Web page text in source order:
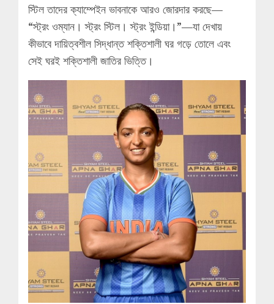
স্টিল তাদের ক্যাম্পেইন ভাবনাকে আরও জোরদার করছে—
“স্ট্রং ওম্যান। স্ট্রং স্টিল। স্ট্রং ইন্ডিয়া।”—যা দেখায়
কীভাবে দায়িত্বশীল সিদ্ধান্ত শক্তিশালী ঘর গড়ে তোলে এবং
সেই ঘরই শক্তিশালী জাতির ভিত্তি।